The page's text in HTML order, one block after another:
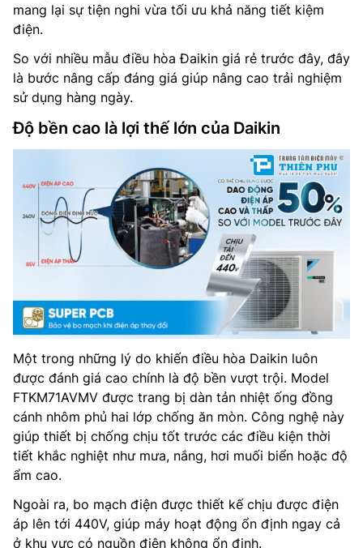
mang lại sự tiện nghi vừa tối ưu khả năng tiết kiệm
điện.
So với nhiều mẫu điều hòa Đaikin giá rẻ trước đây, đây
là bước nâng cấp đáng giá giúp nâng cao trải nghiệm
sử dụng hàng ngày.
Độ bền cao là lợi thế lớn của Daikin
Một trong những lý do khiến điều hòa Daikin luôn
được đánh giá cao chính là độ bền vượt trội. Model
FTKM71AVMV được trang bị dàn tản nhiệt ống đồng
cánh nhôm phủ hai lớp chống ăn mòn. Công nghệ này
giúp thiết bị chống chịu tốt trước các điều kiện thời
tiết khắc nghiệt như mưa, nắng, hơi muối biển hoặc độ
ẩm cao.
Ngoài ra, bo mạch điện được thiết kế chịu được điện
áp lên tới 440V, giúp máy hoạt động ổn định ngay cả
ở khu vực có nguồn điện không ổn định.